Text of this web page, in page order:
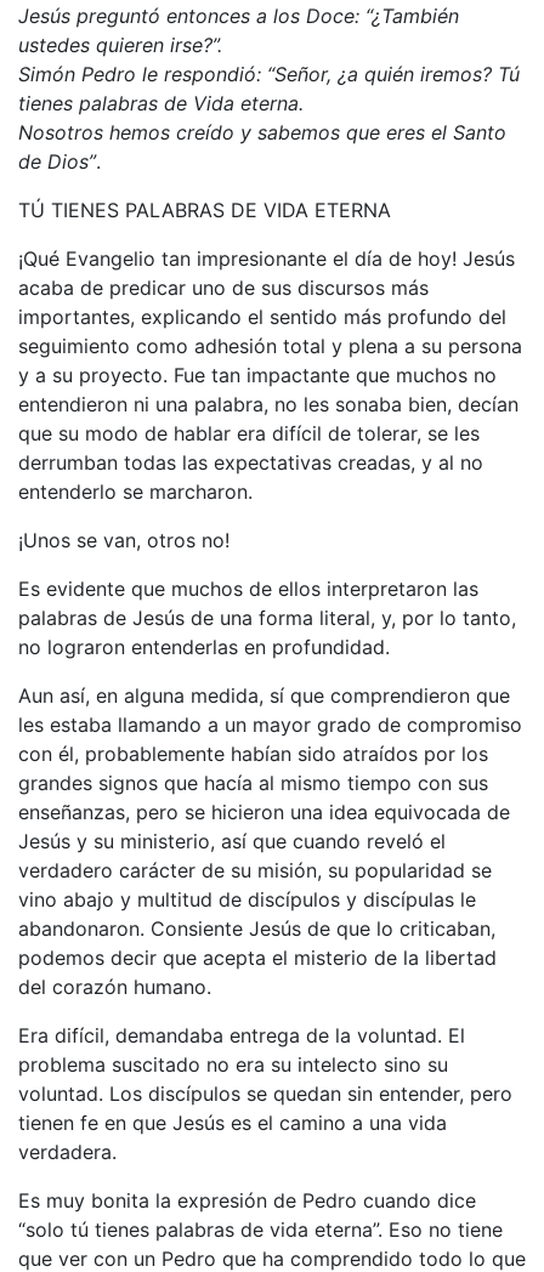
Jesús preguntó entonces a los Doce: “¿También
ustedes quieren irse?”.
Simón Pedro le respondió: “Señor, ¿a quién iremos? Tú
tienes palabras de Vida eterna.
Nosotros hemos creído y sabemos que eres el Santo
de Dios”.
TÚ TIENES PALABRAS DE VIDA ETERNA
¡Qué Evangelio tan impresionante el día de hoy! Jesús
acaba de predicar uno de sus discursos más
importantes, explicando el sentido más profundo del
seguimiento como adhesión total y plena a su persona
y a su proyecto. Fue tan impactante que muchos no
entendieron ni una palabra, no les sonaba bien, decían
que su modo de hablar era difícil de tolerar, se les
derrumban todas las expectativas creadas, y al no
entenderlo se marcharon.
¡Unos se van, otros no!
Es evidente que muchos de ellos interpretaron las
palabras de Jesús de una forma literal, y, por lo tanto,
no lograron entenderlas en profundidad.
Aun así, en alguna medida, sí que comprendieron que
les estaba llamando a un mayor grado de compromiso
con él, probablemente habían sido atraídos por los
grandes signos que hacía al mismo tiempo con sus
enseñanzas, pero se hicieron una idea equivocada de
Jesús y su ministerio, así que cuando reveló el
verdadero carácter de su misión, su popularidad se
vino abajo y multitud de discípulos y discípulas le
abandonaron. Consiente Jesús de que lo criticaban,
podemos decir que acepta el misterio de la libertad
del corazón humano.
Era difícil, demandaba entrega de la voluntad. El
problema suscitado no era su intelecto sino su
voluntad. Los discípulos se quedan sin entender, pero
tienen fe en que Jesús es el camino a una vida
verdadera.
Es muy bonita la expresión de Pedro cuando dice
“solo tú tienes palabras de vida eterna”. Eso no tiene
que ver con un Pedro que ha comprendido todo lo que